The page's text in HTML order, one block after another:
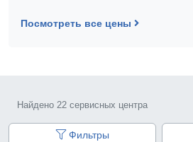
Посмотреть все цены
Найдено 22 сервисных центра
Фильтры